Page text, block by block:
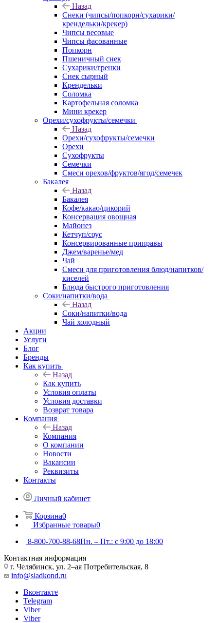
Назад
Снеки (чипсы/попкорн/сухарики/
крендельки/крекер)
Чипсы весовые
Чипсы фасованные
Попкорн
Пшеничный снек
Сухарики/гренки
Снек сырный
Крендельки
Соломка
Картофельная соломка
Мини крекер
Орехи/сухофрукты/семечки
Назад
Орехи/сухофрукты/семечки
Орехи
Сухофрукты
Семечки
Смеси орехов/фруктов/ягод/семечек
Бакалея
Назад
Бакалея
Кофе/какао/цикорий
Консервация овощная
Майонез
Кетчуп/соус
Консервированные приправы
Джем/варенье/мед
Чай
Смеси для приготовления блюд/напитков/
киселей
Блюда быстрого приготовления
Соки/напитки/вода
Назад
Соки/напитки/вода
Чай холодный
Акции
Услуги
Блог
Бренды
Как купить
Назад
Как купить
Условия оплаты
Условия доставки
Возврат товара
Компания
Назад
Компания
О компании
Новости
Вакансии
Реквизиты
Контакты
Личный кабинет
Корзина0
Избранные товары0
8-800-700-88-68Пн. – Пт.: с 9:00 до 18:00
Контактная информация
г. Челябинск, ул. 2–ая Потребительская, 8
info@sladkond.ru
Вконтакте
Telegram
Viber
Viber